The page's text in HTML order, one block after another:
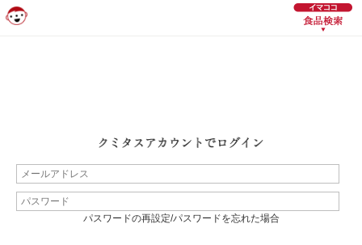
パスワードの再設定/パスワードを忘れた場合